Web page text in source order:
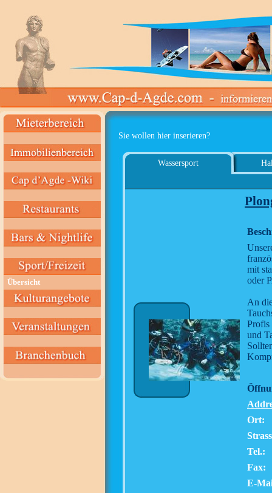
Übersicht
Sie wollen hier inserieren?
Wassersport
mit
oder
An
Profis
und
Ort:
Tel.:
Fax:
E-